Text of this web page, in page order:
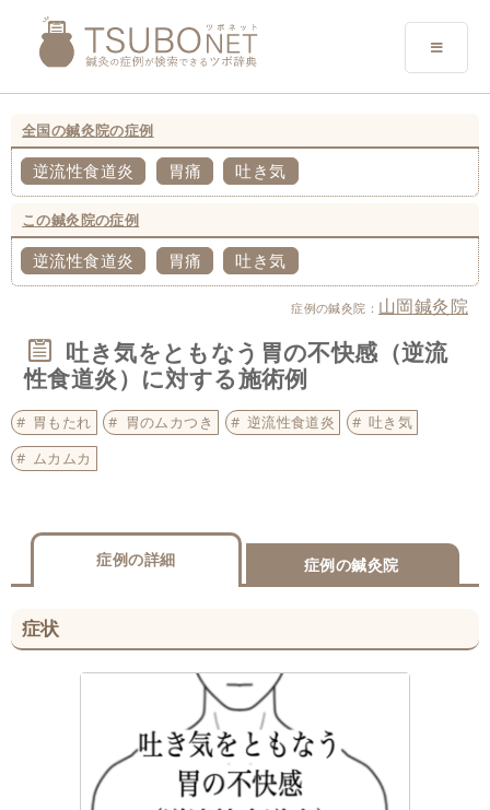
全国の鍼灸院の症例
逆流性食道炎 胃痛 吐き気
この鍼灸院の症例
逆流性食道炎 胃痛 吐き気
症例の鍼灸院： 山岡鍼灸院
吐き気をともなう胃の不快感（逆流
性食道炎）に対する施術例
胃もたれ 胃のムカつき 逆流性食道炎
吐き気
ムカムカ
症例の詳細 症例の鍼灸院
症状